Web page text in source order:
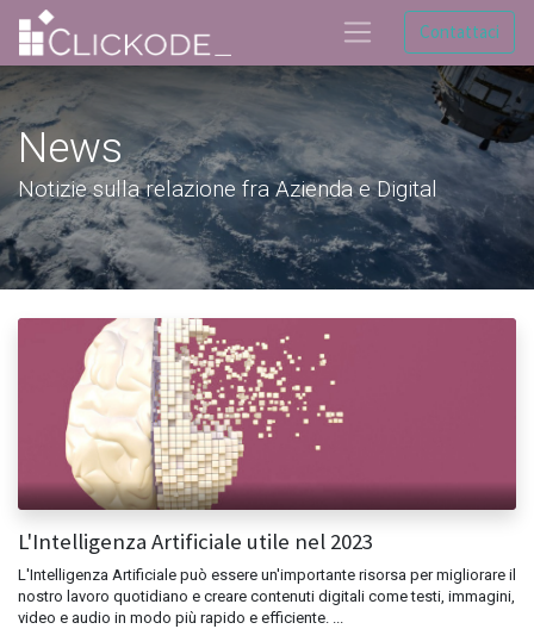
Contattaci
News
Notizie sulla relazione fra Azienda e Digital
L'Intelligenza Artificiale utile nel 2023
L'Intelligenza Artificiale può essere un'importante risorsa per migliorare il
nostro lavoro quotidiano e creare contenuti digitali come testi, immagini,
video e audio in modo più rapido e efficiente. ...